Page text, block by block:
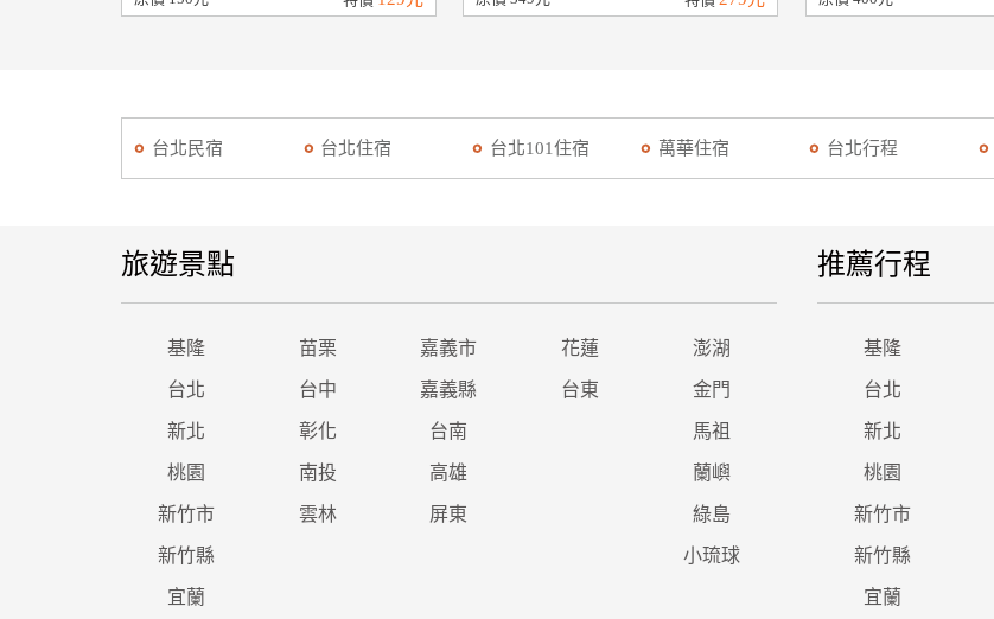
台北民宿 台北住宿 台北101住宿 萬華住宿 台北行程
旅遊景點
基隆 苗栗 嘉義市 花蓮 澎湖
台北 台中 嘉義縣 台東 金門
新北 彰化 台南 馬祖
桃園 南投 高雄 蘭嶼
新竹市 雲林 屏東 綠島
新竹縣 小琉球
宜蘭
推薦行程
基隆
台北
新北
桃園
新竹市
新竹縣
宜蘭